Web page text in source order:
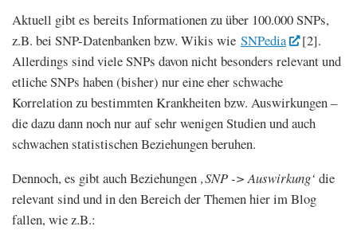
Aktuell gibt es bereits Informationen zu über 100.000 SNPs,
z.B. bei SNP-Datenbanken bzw. Wikis wie SNPedia
[2].
Allerdings sind viele SNPs davon nicht besonders relevant und
etliche SNPs haben (bisher) nur eine eher schwache
Korrelation zu bestimmten Krankheiten bzw. Auswirkungen –
die dazu dann noch nur auf sehr wenigen Studien und auch
schwachen statistischen Beziehungen beruhen.
Dennoch, es gibt auch Beziehungen ‚SNP -> Auswirkung‘ die
relevant sind und in den Bereich der Themen hier im Blog
fallen, wie z.B.: